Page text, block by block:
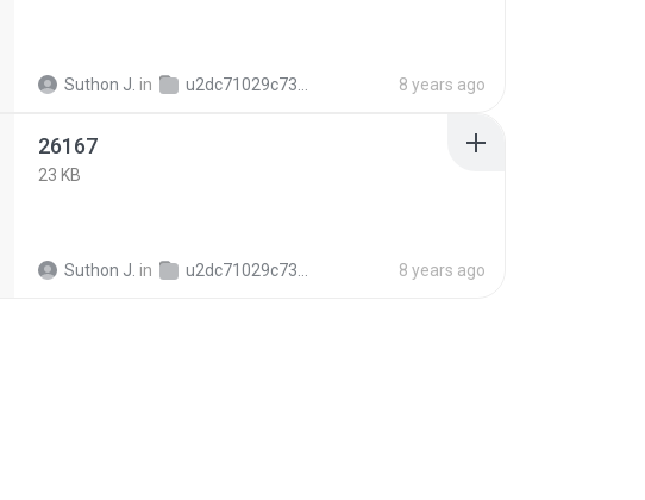
Suthon J. in u2dc71029c73ab05f3948321552b09ed1 8 years ago
26167
23 KB
Suthon J. in u2dc71029c73ab05f3948321552b09ed1 8 years ago